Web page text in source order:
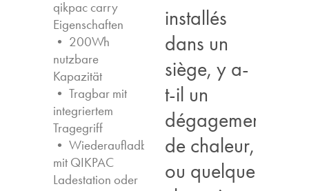
qikpac carry
Eigenschaften ​
• 200Wh
nutzbare
Kapazität
• Tragbar mit
integriertem
Tragegriff
• Wiederaufladbar
mit QIKPAC
Ladestation oder
installés
dans un
siège, y a-
t-il un
dégagement
de chaleur,
ou quelque